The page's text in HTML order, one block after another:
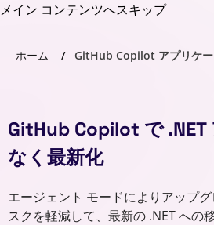
メイン コンテンツへスキップ
ホーム GitHub Copilot アプリケー
GitHub Copilot で .NET
なく最新化
エージェント モードによりアップ
スクを軽減して、最新の .NET への